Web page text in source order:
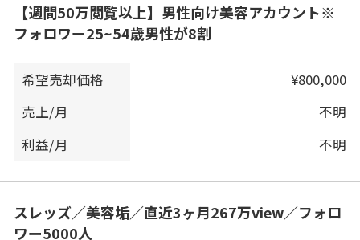
【週間50万閲覧以上】男性向け美容アカウント※
フォロワー25~54歳男性が8割
希望売却価格
¥800,000
売上/月
不明
利益/月
不明
スレッズ／美容垢／直近3ヶ月267万view／フォロ
ワー5000人